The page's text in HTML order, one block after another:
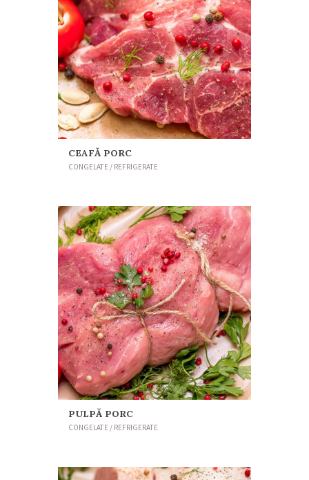
CEAFĂ PORC
CONGELATE / REFRIGERATE
PULPĂ PORC
CONGELATE / REFRIGERATE